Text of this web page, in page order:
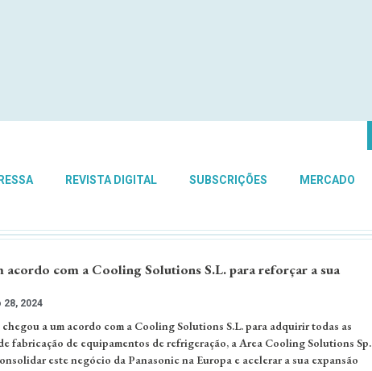
REVISTA DIGITAL SUBSCRIÇÕES MERCADO
acordo com a Cooling Solutions S.L. para reforçar a sua
2024
a um acordo com a Cooling Solutions S.L. para adquirir todas as
fabricação de equipamentos de refrigeração, a Area Cooling Solutions Sp.
este negócio da Panasonic na Europa e acelerar a sua expansão